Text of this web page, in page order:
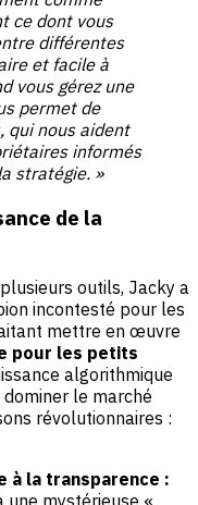
ce dont vous
différentes
et facile à
vous gérez une
permet de
qui nous aident
informés
stratégie. »
de la
outils, Jacky a
incontesté pour les
mettre en œuvre
pour les petits
algorithmique
le marché
révolutionnaires :
à la transparence :